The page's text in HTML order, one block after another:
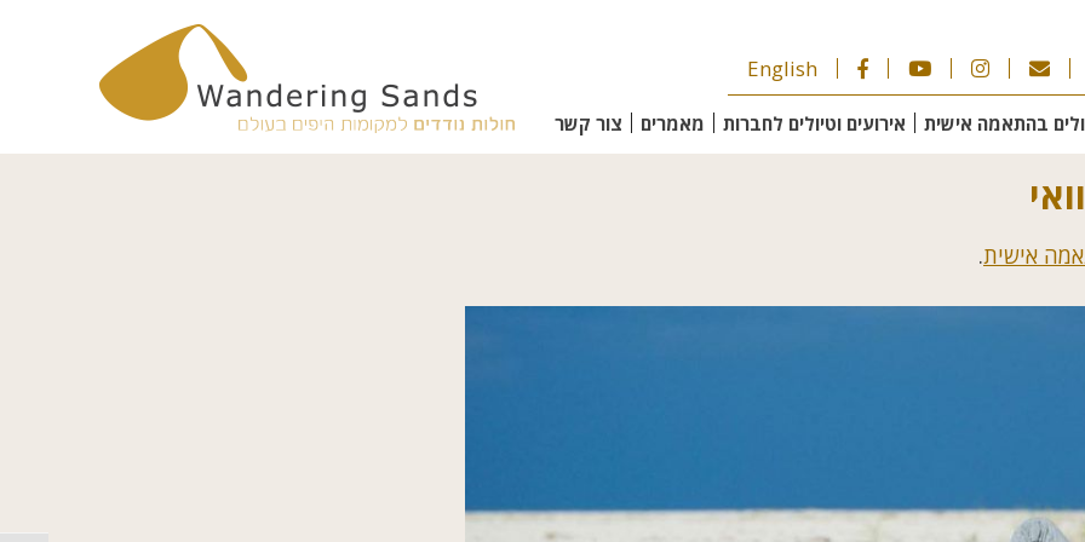
English
בהתאמה אישית אירועים וטיולים לחברות מאמרים צור קשר
אישית.